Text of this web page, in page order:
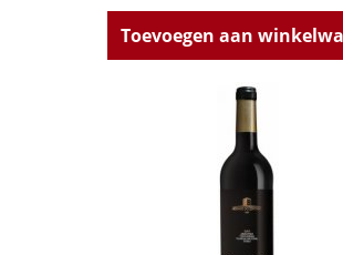
Toevoegen aan